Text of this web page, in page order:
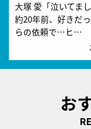
大塚 愛「泣いてまし
約20年前、好きだ
らの依頼で…ヒ…
お